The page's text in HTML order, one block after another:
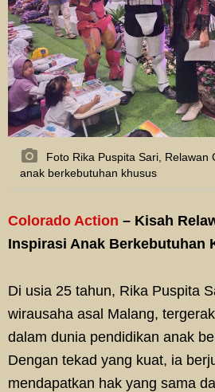
Foto Rika Puspita Sari, Relawan
anak berkebutuhan khusus
Colorado Action – Kisah
Inspirasi Anak Berkebutuhan
Di usia 25 tahun, Rika Puspita
wirausaha asal Malang,
dalam dunia pendidikan anak
Dengan tekad yang kuat, ia
mendapatkan hak yang sama